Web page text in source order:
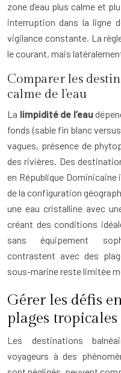
zone d’eau plus calme et
interruption dans la ligne
vigilance constante. La
le courant, mais
Comparer les
calme de l’eau
La limpidité de l’eau
fonds (sable fin blanc
vagues, présence de
des rivières. Des
en République
de la configuration
une eau cristalline avec
créant des conditions
sans équipement
contrastent avec des
sous-marine reste limitée
Gérer les défis
plages tropicales
Les destinations
voyageurs à des